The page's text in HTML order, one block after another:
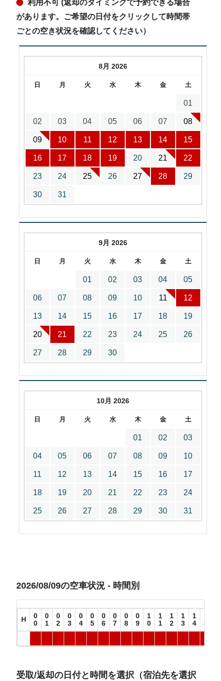
利用不可 (返却のタイミングで予約できる場合
があります。ご希望の日付をクリックして時間帯
ごとの空き状況を確認してください）
8月 2026
日 月 火 水 木 金 土
01
02 03 04 05 06 07 08
09 10 11 12 13 14 15
16 17 18 19 20 21 22
23 24 25 26 27 28 29
30 31
9月 2026
日 月 火 水 木 金 土
01 02 03 04 05
06 07 08 09 10 11 12
13 14 15 16 17 18 19
20 21 22 23 24 25 26
27 28 29 30
10月 2026
日 月 火 水 木 金 土
01 02 03
04 05 06 07 08 09 10
11 12 13 14 15 16 17
18 19 20 21 22 23 24
25 26 27 28 29 30 31
2026/08/09の空車状況 - 時間別
H
0
0
0
1
0
2
0
3
0
4
0
5
0
6
0
7
0
8
0
9
1
0
1
1
1
2
1
3
1
4
1
5
受取/返却の日付と時間を選択（宿泊先を選択